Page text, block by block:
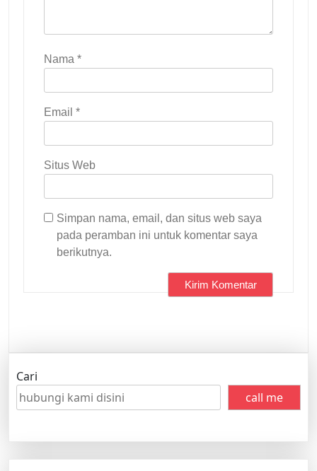
Nama *
Email *
Situs Web
Simpan nama, email, dan situs web saya
pada peramban ini untuk komentar saya
berikutnya.
Cari
call me